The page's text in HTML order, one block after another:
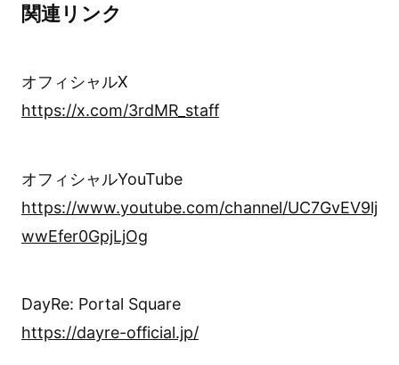
関連リンク
オフィシャルX
https://x.com/3rdMR_staff
オフィシャルYouTube
https://www.youtube.com/channel/UC7GvEV9lj
wwEfer0GpjLjOg
DayRe: Portal Square
https://dayre-official.jp/